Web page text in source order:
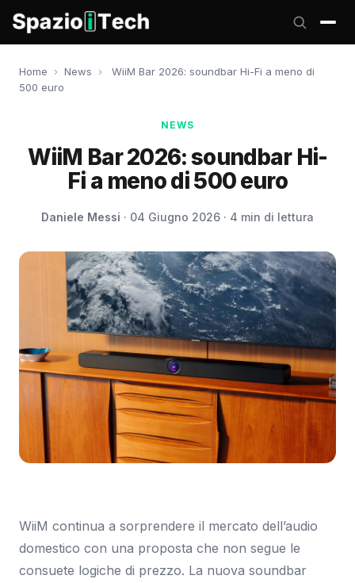
Home › News ›
WiiM Bar 2026: soundbar Hi-Fi a meno di
500 euro
NEWS
WiiM Bar 2026: soundbar Hi-
Fi a meno di 500 euro
Daniele Messi · 04 Giugno 2026 · 4 min di lettura
WiiM continua a sorprendere il mercato dell’audio
domestico con una proposta che non segue le
consuete logiche di prezzo. La nuova soundbar